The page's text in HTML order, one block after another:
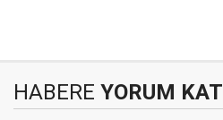
HABERE YORUM KAT